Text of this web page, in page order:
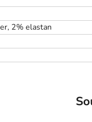
2% elastan